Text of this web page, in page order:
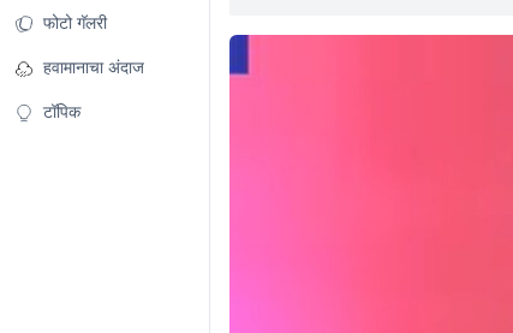
फोटो गॅलरी
हवामानाचा अंदाज
टॉपिक